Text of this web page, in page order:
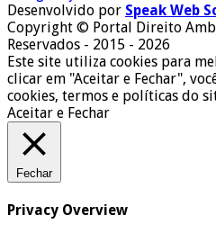
Desenvolvido por Speak Web
Copyright © Portal Direito
Reservados - 2015 - 2026
Este site utiliza cookies para
clicar em "Aceitar e Fechar",
cookies, termos e políticas do
Aceitar e Fechar
Fechar
Privacy Overview